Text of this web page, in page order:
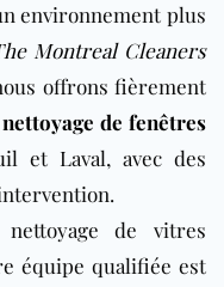
environnement plus
Montreal Cleaners
offrons fièrement
de fenêtres
et Laval, avec des
de vitres
équipe qualifiée est